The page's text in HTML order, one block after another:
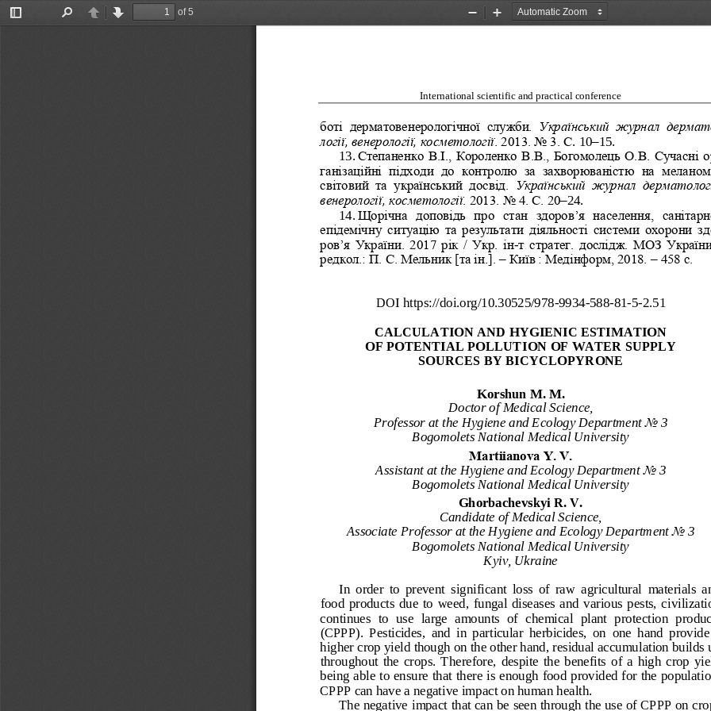
Toggle
PreviousNext
of 5
Zoom
Zoom
International scientific and practical conference
боті  дерматовенерологічної  служби. Український  журнал  дермат
логії, венерології, косметології. 2013. No 3. С. 10–15.
13. Степаненко В.І., Короленко В.В., Богомолець О.В. Сучасні о
ганізаційні  підходи  до  контролю  за  захворюваністю  на
світовий  та  український  досвід.
Український  журнал
венерології, косметології. 2013. No 4. С. 20–24.
14. Щорічна  доповідь  про  стан  здоров’я  населення,
епідемічну  ситуацію  та  результати  діяльності  системи  охорони  зд
ров’я України. 2017 рік / Укр. ін-т стратег. дослідж. МОЗ
редкол.: П. С. Мельник [та ін.]. – Київ : Медінформ, 2018. – 458 с.
DOI https://doi.org/10.30525/978-9934-588-81-5-2. 51
CALCULATION AND HYGIENIC ESTIMATION
OF POTENTIAL POLLUTION OF WATER SUPPLY
SOURCES BY BICYCLOPYRONE
Korshun M. M.
Doctor of Medical Science,
Professor at the Hygiene and Ecology Department No 3
Bogomolets National Medical University
Martіianova Y. V.
Assistant at the Hygiene and Ecology Department No 3
Bogomolets National Medical University
Ghorbachevskyi R. V.
Candidate of Medical Science,
Associate Professor at the Hygiene and Ecology Department No 3
Bogomolets National Medical University
Kyiv, Ukraine
In  order  to prevent  significant  loss  of  raw  agricultural  materials
food  products  due  to  weed,  fungal  diseases  and  various  pests,
continues  to  use  large  amounts  of  chemical  plant  protection
(CPPP).  Pesticides,  and  in  particular  herbicides,  on one  hand  provide
higher crop yield though on the other hand, residual accumulation builds
throughout  the  crops.  Therefore,  despite  the  benefits  of  a  high  crop
being able to ensure that there is enough food provided for the
CPPP can have a negative impact on human health.
The negative impact that can be seen through the use of CPPP on